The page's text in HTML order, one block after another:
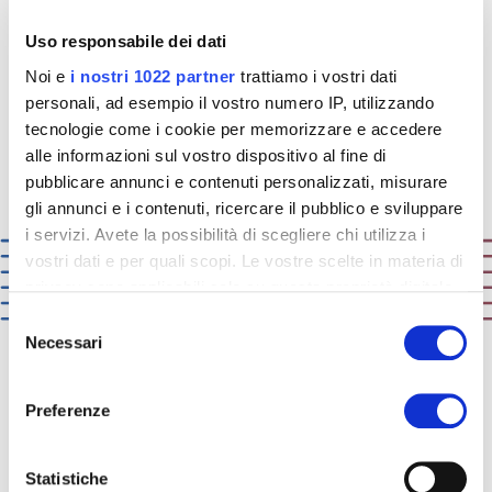
Uso responsabile dei dati
Noi e i nostri 1022 partner trattiamo i vostri dati
personali, ad esempio il vostro numero IP, utilizzando
tecnologie come i cookie per memorizzare e accedere
alle informazioni sul vostro dispositivo al fine di
pubblicare annunci e contenuti personalizzati, misurare
gli annunci e i contenuti, ricercare il pubblico e sviluppare
i servizi. Avete la possibilità di scegliere chi utilizza i
vostri dati e per quali scopi. Le vostre scelte in materia di
modificare o revocare il proprio consenso in qualsiasi
momento dalla Dichiarazione sui cookie o facendo clic
raccogliere informazioni sulla tua posizione
Selezione
delNecessari
Preferenze
Statistiche
Lackzyklen für Schiffseinrichtungen
MED-Richtlinie für Schiffsausrüstung
(Europäische Richtlinie 96/98/CE) bestehen.
LERNEN SIE UNSERE PROD